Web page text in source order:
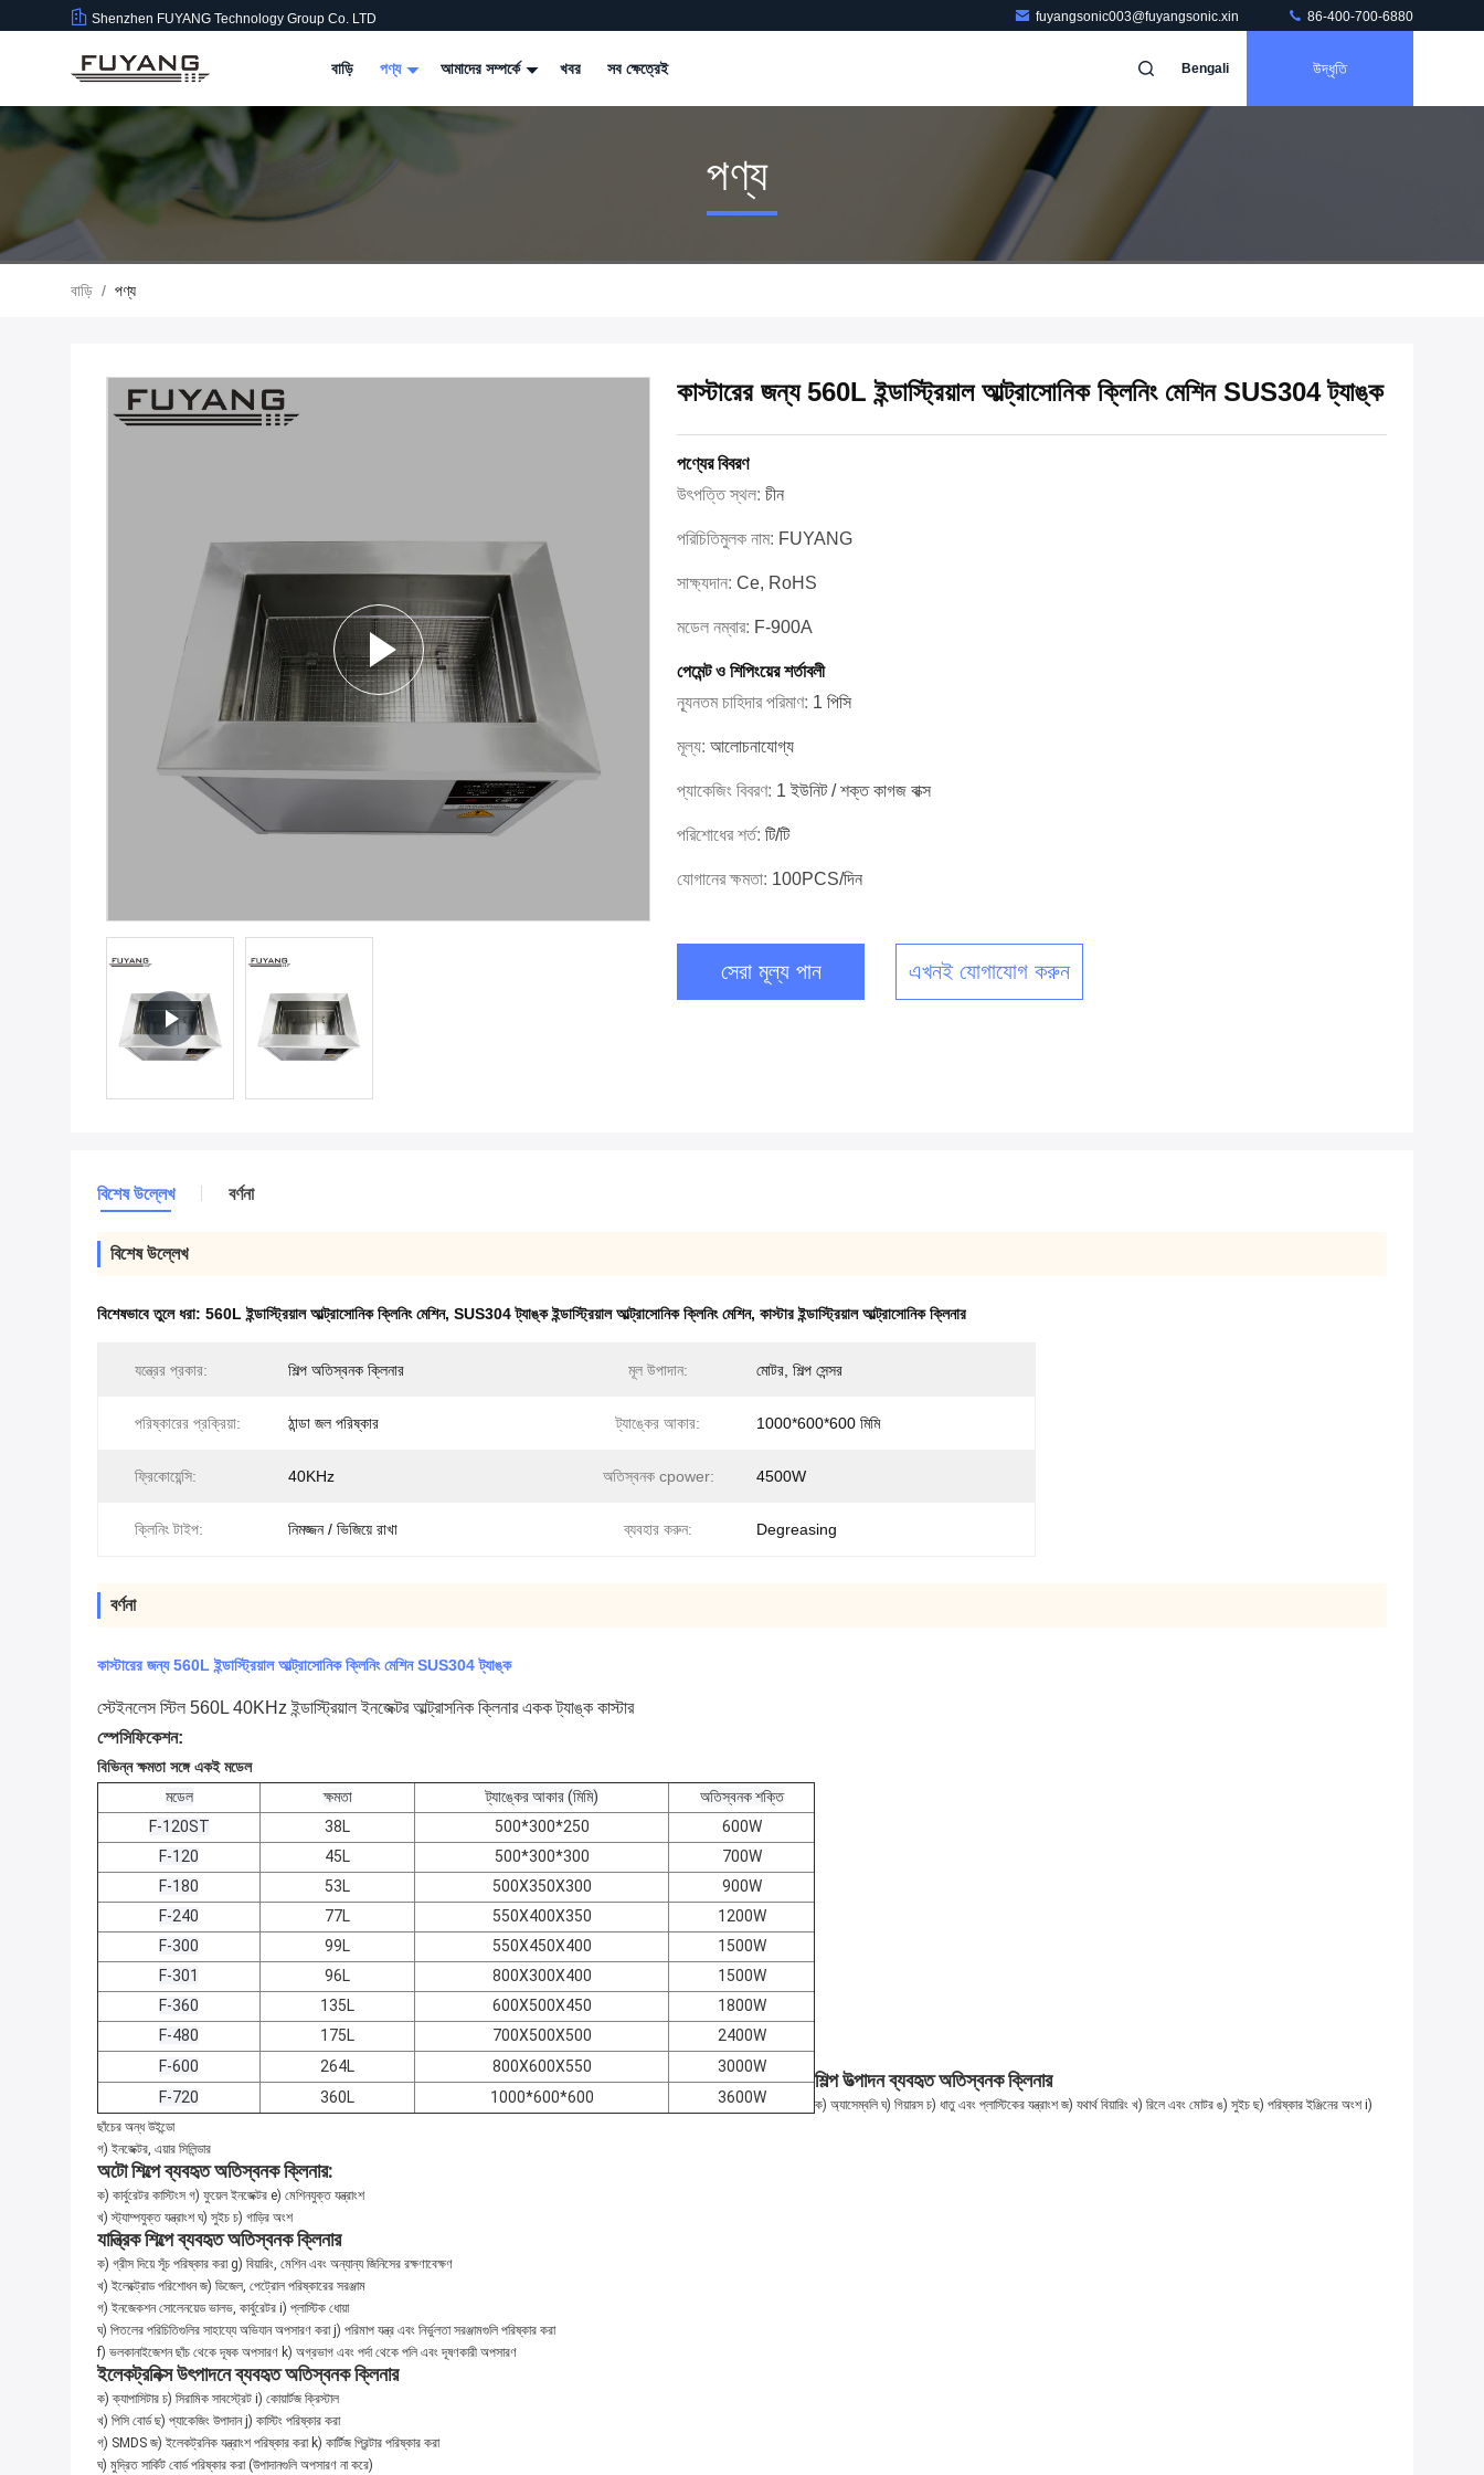
Shenzhen FUYANG Technology Group Co. LTD fuyangsonic003@fuyangsonic.xin 86-400-700-6880
বাড়ি পণ্য আমাদের সম্পর্কে খবর সব ক্ষেত্রেই Bengali উদ্ধৃতি
পণ্য
বাড়ি / পণ্য
কাস্টারের জন্য 560L ইন্ডাস্ট্রিয়াল আল্ট্রাসোনিক ক্লিনিং মেশিন SUS304 ট্যাঙ্ক
পণ্যের বিবরণ
উৎপত্তি স্থল: চীন
পরিচিতিমুলক নাম: FUYANG
সাক্ষ্যদান: Ce, RoHS
মডেল নম্বার: F-900A
পেমেন্ট ও শিপিংয়ের শর্তাবলী
ন্যূনতম চাহিদার পরিমাণ: 1 পিসি
মূল্য: আলোচনাযোগ্য
প্যাকেজিং বিবরণ: 1 ইউনিট / শক্ত কাগজ বাক্স
পরিশোধের শর্ত: টি/টি
যোগানের ক্ষমতা: 100PCS/দিন
সেরা মূল্য পান এখনই যোগাযোগ করুন
বিশেষ উল্লেখ বর্ণনা
বিশেষ উল্লেখ
বিশেষভাবে তুলে ধরা: 560L ইন্ডাস্ট্রিয়াল আল্ট্রাসোনিক ক্লিনিং মেশিন, SUS304 ট্যাঙ্ক ইন্ডাস্ট্রিয়াল আল্ট্রাসোনিক ক্লিনিং মেশিন, কাস্টার ইন্ডাস্ট্রিয়াল আল্ট্রাসোনিক ক্লিনার
যন্ত্রের প্রকার: শিল্প অতিস্বনক ক্লিনার মূল উপাদান: মোটর, শিল্প সেন্সর
পরিষ্কারের প্রক্রিয়া: ঠান্ডা জল পরিষ্কার ট্যাঙ্কের আকার: 1000*600*600 মিমি
ফ্রিকোয়েন্সি: 40KHz অতিস্বনক cpower: 4500W
ক্লিনিং টাইপ: নিমজ্জন / ভিজিয়ে রাখা ব্যবহার করুন: Degreasing
বর্ণনা
কাস্টারের জন্য 560L ইন্ডাস্ট্রিয়াল আল্ট্রাসোনিক ক্লিনিং মেশিন SUS304 ট্যাঙ্ক
স্টেইনলেস স্টিল 560L 40KHz ইন্ডাস্ট্রিয়াল ইনজেক্টর আল্ট্রাসনিক ক্লিনার একক ট্যাঙ্ক কাস্টার
স্পেসিফিকেশন:
বিভিন্ন ক্ষমতা সঙ্গে একই মডেল
মডেল
ক্ষমতা ট্যাঙ্কের আকার (মিমি)
অতিস্বনক শক্তি
F-120ST
38L 500*300*250
600W
F-120
45L 500*300*300
700W
F-180
53L 500X350X300
900W
F-240
77L 550X400X350
1200W
F-300
99L 550X450X400
1500W
F-301
96L 800X300X400
1500W
F-360
135L 600X500X450
1800W
F-480
175L 700X500X500
2400W
F-600
264L 800X600X550
3000W
F-720
360L 1000*600*600 3600W
শিল্প উত্পাদন ব্যবহৃত অতিস্বনক ক্লিনার
ক) অ্যাসেম্বলি ঘ) গিয়ারস চ) ধাতু এবং প্লাস্টিকের যন্ত্রাংশ জ) যথার্থ বিয়ারিং খ) রিলে এবং মোটর ঙ) সুইচ ছ) পরিষ্কার ইঞ্জিনের অংশ i)
ছাঁচের অন্ধ উইন্ডো
গ) ইনজেক্টর, এয়ার সিলিন্ডার
অটো শিল্পে ব্যবহৃত অতিস্বনক ক্লিনার:
ক) কার্বুরেটর কাস্টিংস গ) ফুয়েল ইনজেক্টর e) মেশিনযুক্ত যন্ত্রাংশ
খ) স্ট্যাম্পযুক্ত যন্ত্রাংশ ঘ) সুইচ চ) গাড়ির অংশ
যান্ত্রিক শিল্পে ব্যবহৃত অতিস্বনক ক্লিনার
ক) গ্রীস দিয়ে সূঁচ পরিষ্কার করা g) বিয়ারিং, মেশিন এবং অন্যান্য জিনিসের রক্ষণাবেক্ষণ
খ) ইলেক্ট্রোড পরিশোধন জ) ডিজেল, পেট্রোল পরিষ্কারের সরঞ্জাম
গ) ইনজেকশন সোলেনয়েড ভালভ, কার্বুরেটর i) প্লাস্টিক ধোয়া
ঘ) পিতলের পরিচিতিগুলির সাহায্যে অভিযান অপসারণ করা j) পরিমাপ যন্ত্র এবং নির্ভুলতা সরঞ্জামগুলি পরিষ্কার করা
f) ভলকানাইজেশন ছাঁচ থেকে দূষক অপসারণ k) অগ্রভাগ এবং পর্দা থেকে পলি এবং দূষণকারী অপসারণ
ইলেকট্রনিক্স উৎপাদনে ব্যবহৃত অতিস্বনক ক্লিনার
ক) ক্যাপাসিটার চ) সিরামিক সাবস্ট্রেট i) কোয়ার্টজ ক্রিস্টাল
খ) পিসি বোর্ড ছ) প্যাকেজিং উপাদান j) কাস্টিং পরিষ্কার করা
গ) SMDS জ) ইলেকট্রনিক যন্ত্রাংশ পরিষ্কার করা k) কার্টিজ প্রিন্টার পরিষ্কার করা
ঘ) মুদ্রিত সার্কিট বোর্ড পরিষ্কার করা (উপাদানগুলি অপসারণ না করে)